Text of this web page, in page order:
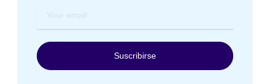
Suscribirse